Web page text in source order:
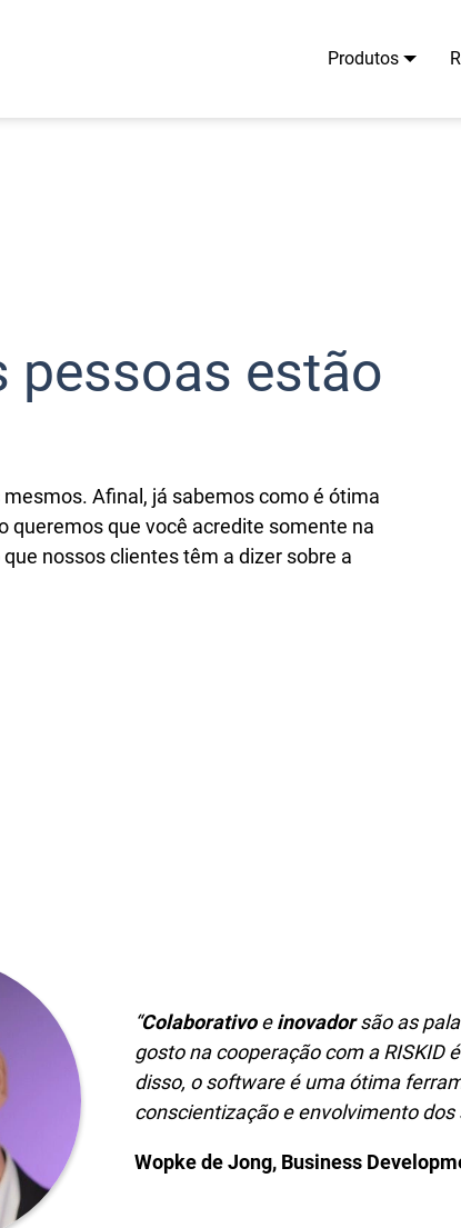
Produtos
pessoas estão
Afinal, já sabemos como é ótima
queremos que você acredite somente na
nossos clientes têm a dizer sobre a
“Colaborativoeinovadorsão as
gosto na cooperação com a RISKID
disso, o software é uma ótima
conscientização e envolvimento
Wopke de Jong, Business